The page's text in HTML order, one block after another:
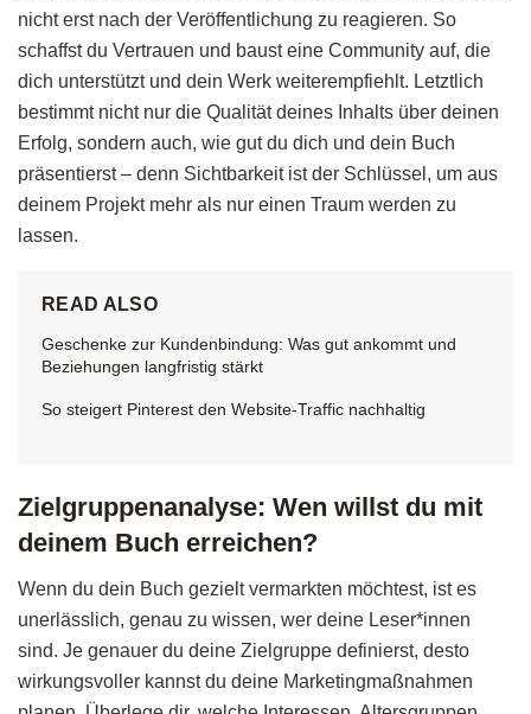
nicht erst nach der Veröffentlichung zu reagieren. So
schaffst du Vertrauen und baust eine Community auf, die
dich unterstützt und dein Werk weiterempfiehlt. Letztlich
bestimmt nicht nur die Qualität deines Inhalts über deinen
Erfolg, sondern auch, wie gut du dich und dein Buch
präsentierst – denn Sichtbarkeit ist der Schlüssel, um aus
deinem Projekt mehr als nur einen Traum werden zu
lassen.
READ ALSO
Geschenke zur Kundenbindung: Was gut ankommt und
Beziehungen langfristig stärkt
So steigert Pinterest den Website-Traffic nachhaltig
Zielgruppenanalyse: Wen willst du mit
deinem Buch erreichen?
Wenn du dein Buch gezielt vermarkten möchtest, ist es
unerlässlich, genau zu wissen, wer deine Leser*innen
sind. Je genauer du deine Zielgruppe definierst, desto
wirkungsvoller kannst du deine Marketingmaßnahmen